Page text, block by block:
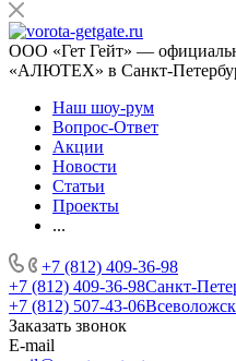
ООО «Гет Гейт» —
«АЛЮТЕХ» в Санкт-
Наш шоу-рум
Вопрос-Ответ
Акции
Новости
Статьи
Проекты
...
+7 (812) 409-36-98
+7 (812) 409-36-98Санкт-
+7 (812) 507-43-06Всеволожск
Заказать звонок
E-mail